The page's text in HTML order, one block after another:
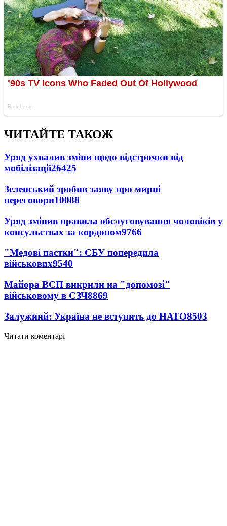
ЧИТАЙТЕ ТАКОЖ
Уряд ухвалив зміни щодо відстрочки від
мобілізації26425
Зеленський зробив заяву про мирні
переговори10088
Уряд змінив правила обслуговування чоловіків у
консульствах за кордоном9766
"Медові пастки": СБУ попередила
військових9540
Майора ВСП викрили на "допомозі"
військовому в СЗЧ8869
Залужний: Україна не вступить до НАТО8503
Читати коментарі